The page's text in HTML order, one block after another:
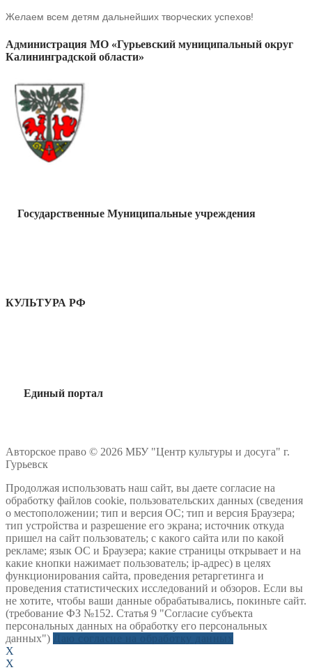
Желаем всем детям дальнейших творческих успехов!
Администрация МО «Гурьевский муниципальный округ
Калининградской области»
Государственные Муниципальные учреждения
КУЛЬТУРА РФ
Единый портал
Авторское право © 2026 МБУ "Центр культуры и досуга" г.
Гурьевск
Продолжая использовать наш сайт, вы даете согласие на
обработку файлов cookie, пользовательских данных (сведения
о местоположении; тип и версия ОС; тип и версия Браузера;
тип устройства и разрешение его экрана; источник откуда
пришел на сайт пользователь; с какого сайта или по какой
рекламе; язык ОС и Браузера; какие страницы открывает и на
какие кнопки нажимает пользователь; ip-адрес) в целях
функционирования сайта, проведения ретаргетинга и
проведения статистических исследований и обзоров. Если вы
не хотите, чтобы ваши данные обрабатывались, покиньте сайт.
(требование ФЗ №152. Статья 9 "Согласие субъекта
персональных данных на обработку его персональных
данных")
X
X